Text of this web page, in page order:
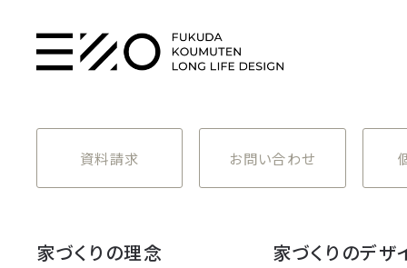
資料請求 お問い合わせ
家づくりの理念 家づくりのデザ